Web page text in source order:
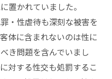
置かれていました。
・性虐待も深刻な被害を
体に含まれないのは性に
き問題を含んでいまし
対する性交も処罰するこ